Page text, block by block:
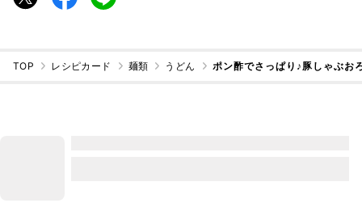
TOP レシピカード 麺類 うどん ポン酢でさっぱり♪豚しゃぶ